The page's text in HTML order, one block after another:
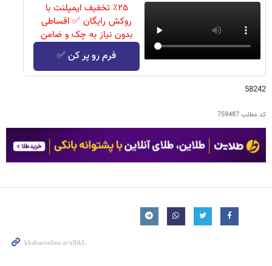
٪۲۵ تخفیف ایمپلنت با
روکش رایگان ✅ اقساطی
بدون نیاز به چک و ضامن
فرم رو پر کن ✅
58242
کد مطلب759487